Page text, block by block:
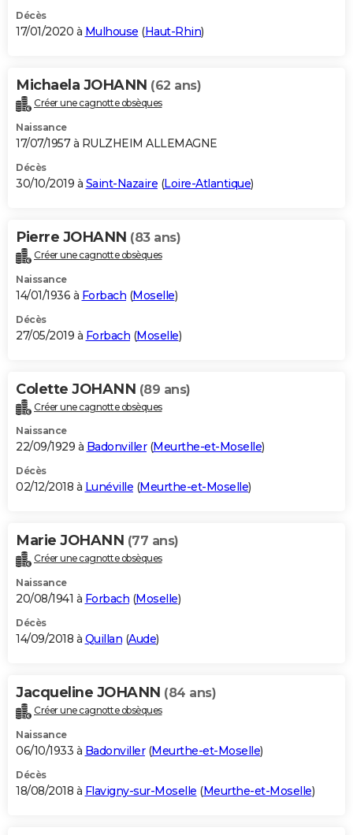
Décès
17/01/2020 à Mulhouse (Haut-Rhin)
Michaela JOHANN (62 ans)
Créer une cagnotte obsèques
Naissance
17/07/1957 à RULZHEIM ALLEMAGNE
Décès
30/10/2019 à Saint-Nazaire (Loire-Atlantique)
Pierre JOHANN (83 ans)
Créer une cagnotte obsèques
Naissance
14/01/1936 à Forbach (Moselle)
Décès
27/05/2019 à Forbach (Moselle)
Colette JOHANN (89 ans)
Créer une cagnotte obsèques
Naissance
22/09/1929 à Badonviller(Meurthe-et-Moselle)
Décès
02/12/2018 à Lunéville (Meurthe-et-Moselle)
Marie JOHANN (77 ans)
Créer une cagnotte obsèques
Naissance
20/08/1941 à Forbach (Moselle)
Décès
14/09/2018 à Quillan (Aude)
Jacqueline JOHANN (84 ans)
Créer une cagnotte obsèques
Naissance
06/10/1933 à Badonviller(Meurthe-et-Moselle)
Décès
18/08/2018 à Flavigny-sur-Moselle (Meurthe-et-Moselle)